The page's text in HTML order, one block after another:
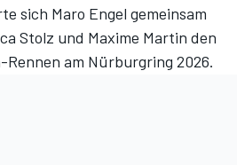
sich Maro Engel gemeinsam
Stolz und Maxime Martin den
am Nürburgring 2026.